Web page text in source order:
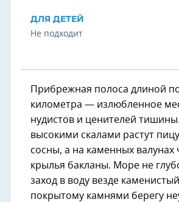
ДЛЯ ДЕТЕЙ
Не подходит
Прибрежная полоса длиной
километра — излюбленное
нудистов и ценителей
высокими скалами растут
сосны, а на каменных валунах
крылья бакланы. Море не
заход в воду везде
покрытому камнями берегу